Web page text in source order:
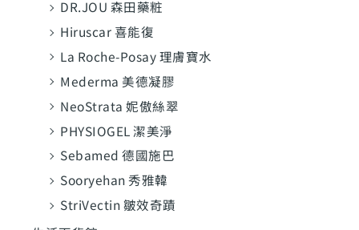
DR.JOU 森田藥粧
Hiruscar 喜能復
La Roche-Posay 理膚寶水
Mederma 美德凝膠
NeoStrata 妮傲絲翠
PHYSIOGEL 潔美淨
Sebamed 德國施巴
Sooryehan 秀雅韓
StriVectin 皺效奇蹟